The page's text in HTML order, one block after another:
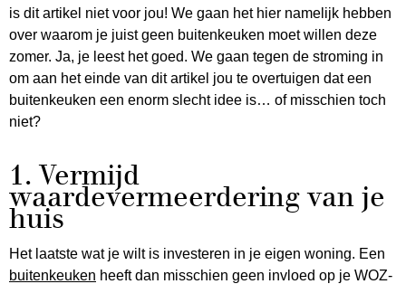
is dit artikel niet voor jou! We gaan het hier namelijk hebben
over waarom je juist geen buitenkeuken moet willen deze
zomer. Ja, je leest het goed. We gaan tegen de stroming in
om aan het einde van dit artikel jou te overtuigen dat een
buitenkeuken een enorm slecht idee is… of misschien toch
niet?
1. Vermijd
waardevermeerdering van je
huis
Het laatste wat je wilt is investeren in je eigen woning. Een
buitenkeuken heeft dan misschien geen invloed op je WOZ-